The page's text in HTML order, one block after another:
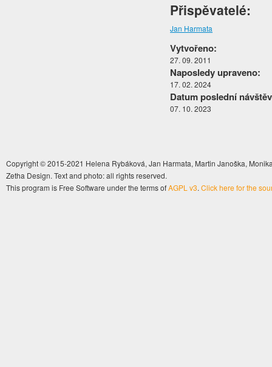
Přispěvatelé:
Jan Harmata
Vytvořeno:
27. 09. 2011
Naposledy upraveno:
17. 02. 2024
Datum poslední
07. 10. 2023
Copyright © 2015-2021 Helena Rybáková, Jan Harmata, Martin Janoška,
Zetha Design. Text and photo: all rights reserved.
This program is Free Software under the terms ofAGPL v3. Click here for the